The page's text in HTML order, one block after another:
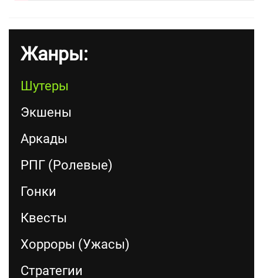
Жанры:
Шутеры
Экшены
Аркады
РПГ (Ролевые)
Гонки
Квесты
Хорроры (Ужасы)
Стратегии